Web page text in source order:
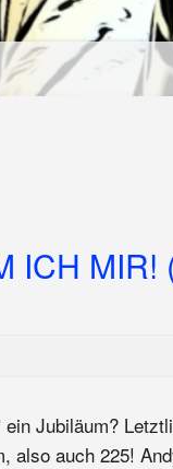
ICH MIR!
ein Jubiläum?
also auch 225!